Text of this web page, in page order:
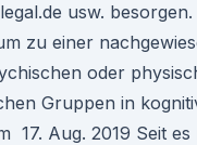
usw.
zu einer
oder
Gruppen in
17. Aug. 2019 Seit es